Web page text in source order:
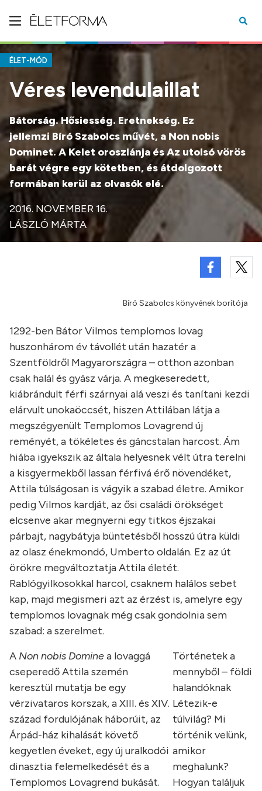
ÉLET-MÓD
Véres levendulaillat
Bátorság. Hősiesség. Eretnekség. Ez
jellemzi Bíró Szabolcs művét, a Non nobis
Dominet. A Kelet oroszlánja és Az utolsó vörös
barát végre egy kötetben, és átdolgozott
formában kerül az olvasók elé.
2016. NOVEMBER 16.
LÁSZLÓ MÁRTA
Bíró Szabolcs könyvének borítója
1292-ben Bátor Vilmos templomos lovag
huszonhárom év távollét után hazatér a
Szentföldről Magyarországra – otthon azonban
csak halál és gyász várja. A megkeseredett,
kiábrándult férfi szárnyai alá veszi és tanítani kezdi
elárvult unokaöccsét, hiszen Attilában látja a
megszégyenült Templomos Lovagrend új
reményét, a tökéletes és gáncstalan harcost. Ám
hiába igyekszik az általa helyesnek vélt útra terelni
a kisgyermekből lassan férfivá érő növendéket,
Attila túlságosan is vágyik a szabad életre. Amikor
pedig Vilmos kardját, az ősi családi örökséget
elcsenve akar megnyerni egy titkos éjszakai
párbajt, nagybátyja büntetésből hosszú útra küldi
az olasz énekmondó, Umberto oldalán. Ez az út
örökre megváltoztatja Attila életét.
Rablógyilkosokkal harcol, csaknem halálos sebet
kap, majd megismeri azt az érzést is, amelyre egy
templomos lovagnak még csak gondolnia sem
szabad: a szerelmet.
Történetek a
mennyből – földi
halandóknak
Létezik-e
túlvilág? Mi
történik velünk,
amikor
meghalunk?
Hogyan találjuk
A Non nobis Dominea lovaggá
cseperedő Attila szemén
keresztül mutatja be egy
vérzivataros korszak, a XIII. és XIV.
század fordulójának háborúit, az
Árpád-ház kihalását követő
kegyetlen éveket, egy új uralkodói
dinasztia felemelkedését és a
Templomos Lovagrend bukását.